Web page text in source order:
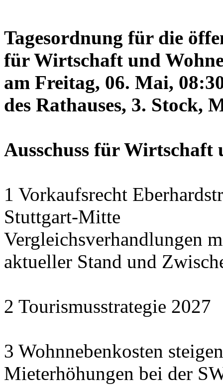
Tagesordnung für die
für Wirtschaft und
am Freitag, 06. Mai,
des Rathauses, 3. Stock,
Ausschuss für Wirtschaft
1 Vorkaufsrecht
Stuttgart-Mitte
Vergleichsverhandlungen
aktueller Stand und
2 Tourismusstrategie 2027
3 Wohnnebenkosten
Mieterhöhungen bei der